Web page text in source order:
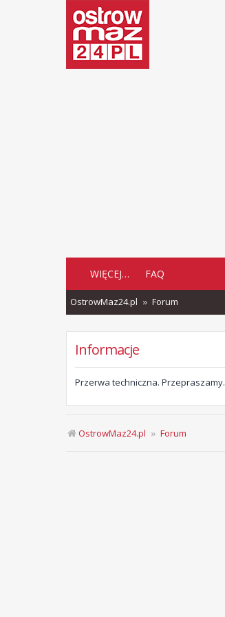
WIĘCEJ… FAQ
OstrowMaz24.pl Forum
Informacje
Przerwa techniczna. Przepraszamy.
OstrowMaz24.pl Forum